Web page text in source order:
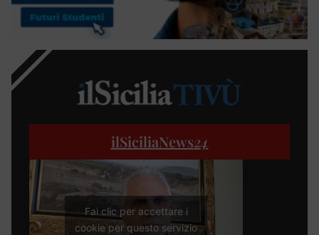
ilSiciliaNews24
Fai clic per accettare i
cookie per questo servizio